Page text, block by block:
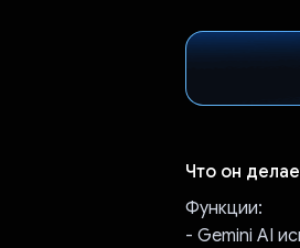
Что он
Функции:
- Gemini AI